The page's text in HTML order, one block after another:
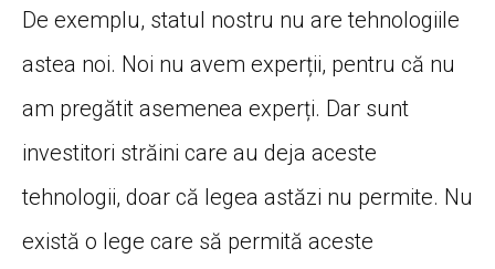
De exemplu, statul nostru nu are tehnologiile
astea noi. Noi nu avem experții, pentru că nu
am pregătit asemenea experți. Dar sunt
investitori străini care au deja aceste
tehnologii, doar că legea astăzi nu permite. Nu
există o lege care să permită aceste